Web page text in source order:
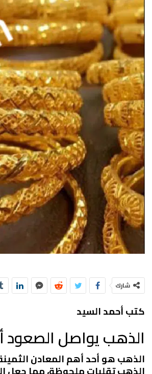
شارك
كتب أحمد السيد
الذهب يواصل الصعود
الذهب هو أحد أهم المعادن